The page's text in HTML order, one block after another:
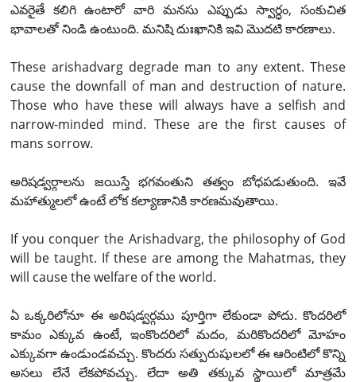
ఎవరైతే కలిగి ఉంటారో వారి మనసు ఎప్పుడు స్వార్ధం, సంకుచిత
భావాలతో నిండి ఉంటుంది. మనిషి దుఃఖానికి ఇవి మొదటి కారణాలు.
These arishadvarg degrade man to any extent. These
cause the downfall of man and destruction of nature.
Those who have these will always have a selfish and
narrow-minded mind. These are the first causes of
mans sorrow.
అరిషడ్వర్గాలను జయిస్తే భగవంతుని తత్వం బోధపడుతుంది. ఇవే
మహాత్ములలో ఉంటే లోక కల్యాణానికి కారణమవుతాయి.
If you conquer the Arishadvarg, the philosophy of God
will be taught. If these are among the Mahatmas, they
will cause the welfare of the world.
ఏ ఒక్కరిలోనూ ఈ అరిషడ్వర్గము పూర్తిగా లేకుండా పోదు. కొందరిలో
కామం ఎక్కువ ఉంటే, ఇంకొందరిలో మదం, మరికొందరిలో మోహం
ఎక్కువగా ఉండుండవచ్చు. కొందరు సత్పురుషులలో ఈ ఆరింటిలో కొన్ని
అసలు లేనే లేకపోవచ్చు. లేదా అతి తక్కువ స్థాయిలో మాత్రమే